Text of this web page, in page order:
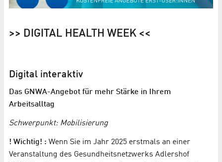
>> DIGITAL HEALTH WEEK <<
Digital interaktiv
Das GNWA-Angebot für mehr Stärke in Ihrem
Arbeitsalltag
Schwerpunkt: Mobilisierung
! Wichtig! : Wenn Sie im Jahr 2025 erstmals an einer
Veranstaltung des Gesundheitsnetzwerks Adlershof